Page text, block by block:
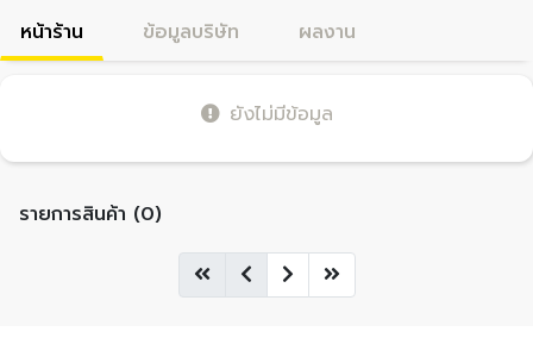
หน้าร้าน ข้อมูลบริษัท ผลงาน
ยังไม่มีข้อมูล
รายการสินค้า (0)